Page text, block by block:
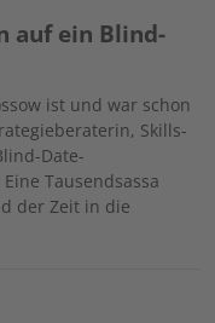
auf ein Blind-
ist und war schon
Skills-
Date-
Tausendsassa
der Zeit in die